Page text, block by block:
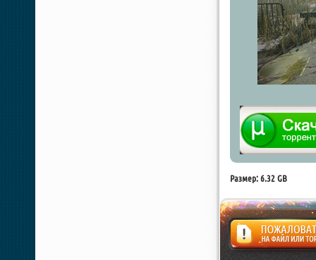
Размер: 6.32 GB